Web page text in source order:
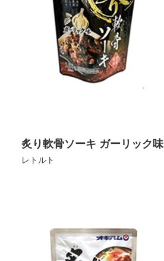
炙り軟骨ソーキ ガーリック味
レトルト